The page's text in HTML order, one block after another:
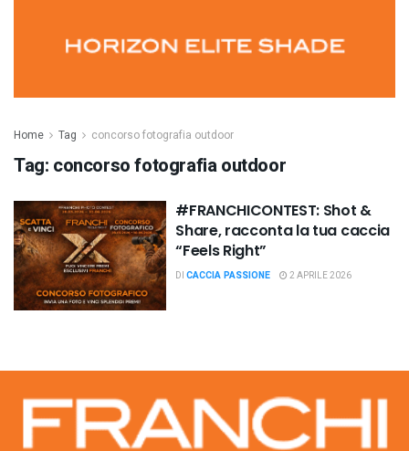
Home Tag concorso fotografia outdoor
Tag: concorso fotografia outdoor
#FRANCHICONTEST: Shot &
Share, racconta la tua caccia
“Feels Right”
DI CACCIA PASSIONE 2 APRILE 2026